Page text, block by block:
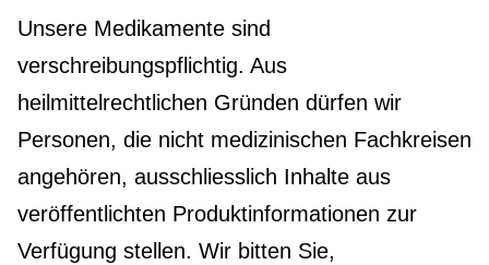
Unsere Medikamente sind
verschreibungspflichtig. Aus
heilmittelrechtlichen Gründen dürfen wir
Personen, die nicht medizinischen Fachkreisen
angehören, ausschliesslich Inhalte aus
veröffentlichten Produktinformationen zur
Verfügung stellen. Wir bitten Sie,